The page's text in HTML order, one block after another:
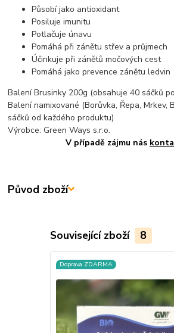
Působí jako antioxidant
Posiluje imunitu
Potlačuje únavu
Pomáhá při zánětu střev a průjmech
Účinkuje při zánětů močových cest
Pomáhá jako prevence zánětu ledvin
Balení Brusinky 200g (obsahuje 40 sáčků
Balení namixované (Borůvka, Řepa, Mrkev,
sáčků od každého produktu)
Výrobce: Green Ways s.r.o.
V případě zájmu nás
Původ zboží
Související zboží 8
Doprava ZDARMA